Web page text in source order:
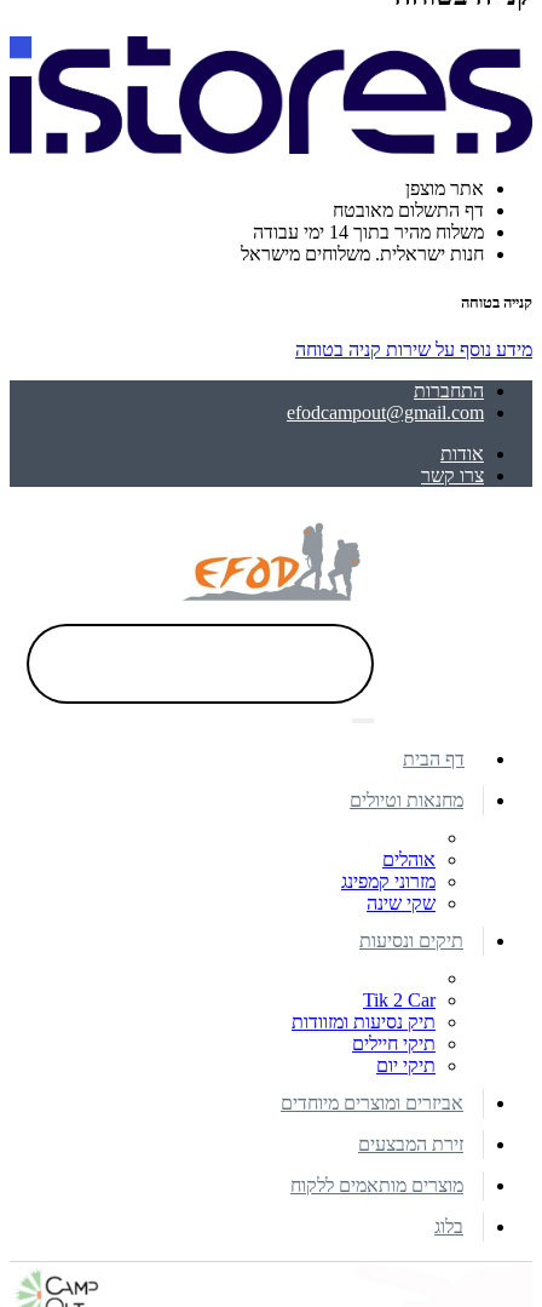
אתר מוצפן
דף התשלום מאובטח
משלוח מהיר בתוך 14 ימי עבודה
חנות ישראלית. משלוחים מישראל
קנייה בטוחה
מידע נוסף על שירות קניה בטוחה
התחברות
efodcampout@gmail.com
אודות
צרו קשר
דף הבית
מחנאות וטיולים
אוהלים
מזרוני קמפינג
שקי שינה
תיקים ונסיעות
Tik 2 Car
תיק נסיעות ומזוודות
תיקי חיילים
תיקי יום
אביזרים ומוצרים מיוחדים
זירת המבצעים
מוצרים מותאמים ללקוח
בלוג